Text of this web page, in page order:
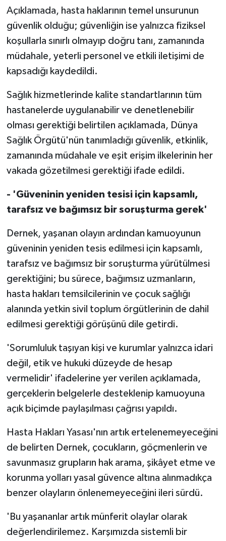
Açıklamada, hasta haklarının temel unsurunun
güvenlik olduğu; güvenliğin ise yalnızca fiziksel
koşullarla sınırlı olmayıp doğru tanı, zamanında
müdahale, yeterli personel ve etkili iletişimi de
kapsadığı kaydedildi.
Sağlık hizmetlerinde kalite standartlarının tüm
hastanelerde uygulanabilir ve denetlenebilir
olması gerektiği belirtilen açıklamada, Dünya
Sağlık Örgütü'nün tanımladığı güvenlik, etkinlik,
zamanında müdahale ve eşit erişim ilkelerinin her
vakada gözetilmesi gerektiği ifade edildi.
- 'Güveninin yeniden tesisi için kapsamlı,
tarafsız ve bağımsız bir soruşturma gerek'
Dernek, yaşanan olayın ardından kamuoyunun
güveninin yeniden tesis edilmesi için kapsamlı,
tarafsız ve bağımsız bir soruşturma yürütülmesi
gerektiğini; bu sürece, bağımsız uzmanların,
hasta hakları temsilcilerinin ve çocuk sağlığı
alanında yetkin sivil toplum örgütlerinin de dahil
edilmesi gerektiği görüşünü dile getirdi.
'Sorumluluk taşıyan kişi ve kurumlar yalnızca idari
değil, etik ve hukuki düzeyde de hesap
vermelidir' ifadelerine yer verilen açıklamada,
gerçeklerin belgelerle desteklenip kamuoyuna
açık biçimde paylaşılması çağrısı yapıldı.
Hasta Hakları Yasası'nın artık ertelenemeyeceğini
de belirten Dernek, çocukların, göçmenlerin ve
savunmasız grupların hak arama, şikâyet etme ve
korunma yolları yasal güvence altına alınmadıkça
benzer olayların önlenemeyeceğini ileri sürdü.
'Bu yaşananlar artık münferit olaylar olarak
değerlendirilemez. Karşımızda sistemli bir